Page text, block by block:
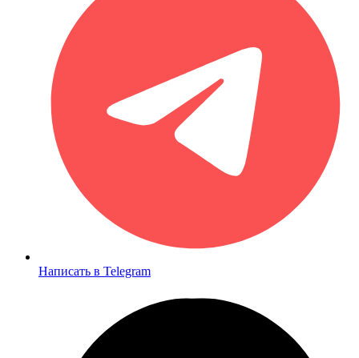
Написать в Telegram